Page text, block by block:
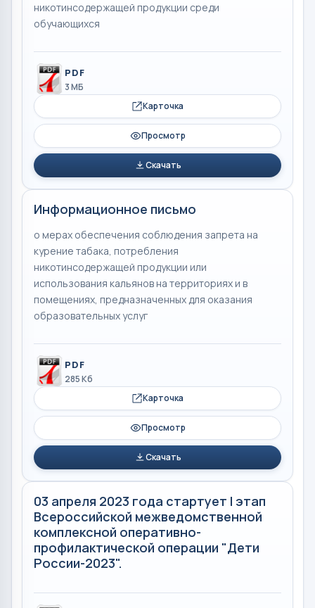
никотинсодержащей продукции среди
обучающихся
PDF
3 МБ
Карточка
Просмотр
Скачать
Информационное письмо
о мерах обеспечения соблюдения запрета на
курение табака, потребления
никотинсодержащей продукции или
использования кальянов на территориях и в
помещениях, предназначенных для оказания
образовательных услуг
PDF
285 Кб
Карточка
Просмотр
Скачать
03 апреля 2023 года стартует I этап
Всероссийской межведомственной
комплексной оперативно-
профилактической операции "Дети
России-2023".